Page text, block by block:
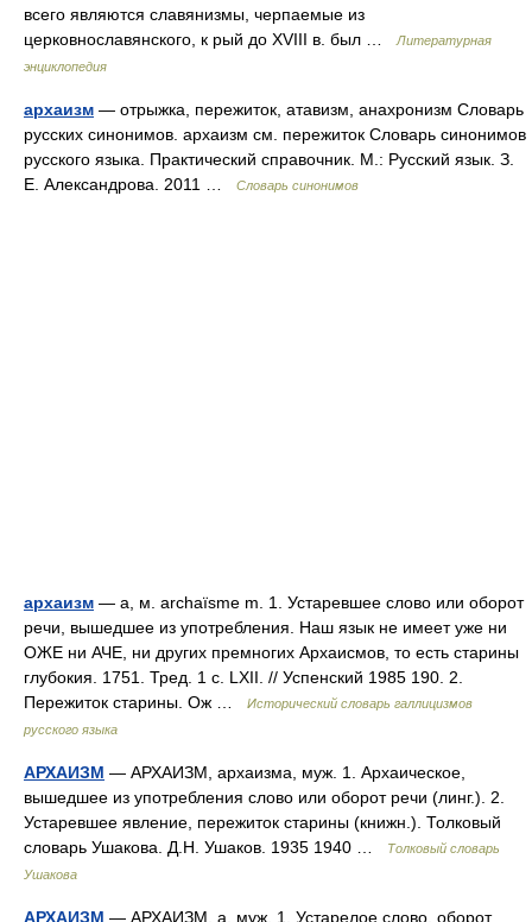
всего являются славянизмы, черпаемые из
церковнославянского, к рый до XVIII в. был …
Литературная
энциклопедия
архаизм — отрыжка, пережиток, атавизм, анахронизм Словарь
русских синонимов. архаизм см. пережиток Словарь синонимов
русского языка. Практический справочник. М.: Русский язык. З.
Е. Александрова. 2011 …
Словарь синонимов
архаизм — а, м. archaïsme m. 1. Устаревшее слово или оборот
речи, вышедшее из употребления. Наш язык не имеет уже ни
ОЖЕ ни АЧЕ, ни других премногих Архаисмов, то есть старины
глубокия. 1751. Тред. 1 с. LXII. // Успенский 1985 190. 2.
Пережиток старины. Ож …
Исторический словарь галлицизмов
русского языка
АРХАИЗМ — АРХАИЗМ, архаизма, муж. 1. Архаическое,
вышедшее из употребления слово или оборот речи (линг.). 2.
Устаревшее явление, пережиток старины (книжн.). Толковый
словарь Ушакова. Д.Н. Ушаков. 1935 1940 …
Толковый словарь
Ушакова
АРХАИЗМ — АРХАИЗМ, а, муж. 1. Устарелое слово, оборот